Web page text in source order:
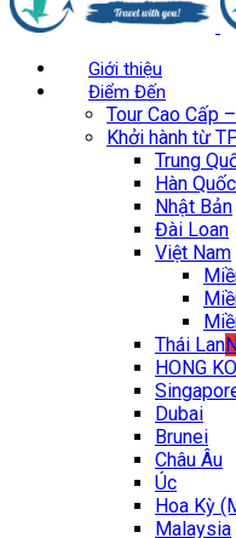
Giới thiệu
Điểm Đến
Tour Cao Cấp
Khởi hành từ
Trung
Hàn Quốc
Nhật Bản
Đài Loan
Việt Nam
Thái Lan
HONG
Dubai
Brunei
Châu Âu
Úc
Hoa Kỳ
Malaysia